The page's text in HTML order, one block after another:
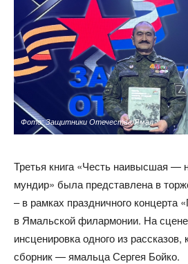
Фото: Защитники Отечества/Ямал
Третья книга «Честь наивысшая —
мундир» была представлена в
– в рамках праздничного концерта
в Ямальской филармонии. На
инсценировка одного из
сборник — ямальца Сергея Бойко.